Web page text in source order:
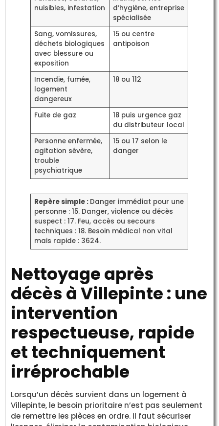
nuisibles, infestation
d’hygiène, entreprise
spécialisée
Sang, vomissures,
déchets biologiques
avec blessure ou
exposition
15 ou centre
antipoison
Incendie, fumée,
logement
dangereux
18 ou 112
Fuite de gaz
18 puis urgence gaz
du distributeur local
Personne enfermée,
agitation sévère,
trouble
psychiatrique
15 ou 17 selon le
danger
Repère simple : Danger immédiat pour une
personne : 15. Danger, violence ou décès
suspect : 17. Feu, accès ou secours
techniques : 18. Besoin médical non vital
mais rapide : 3624.
Nettoyage après
décès à Villepinte : une
intervention
respectueuse, rapide
et techniquement
irréprochable
Lorsqu’un décès survient dans un logement à
Villepinte, le besoin prioritaire n’est pas seulement
de remettre les pièces en ordre. Il faut sécuriser